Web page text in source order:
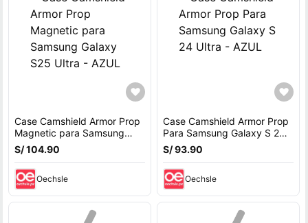
Case Camshield Armor Prop
Magnetic para Samsung
Galaxy S25 Ultra - AZUL
S/ 104.90
Oechsle
Case Camshield Armor Prop
Para Samsung Galaxy S 24
Ultra - AZUL
S/ 93.90
Oechsle